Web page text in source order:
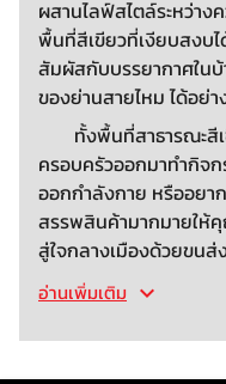
ผสานไลฟ์สไตล์ระหว่าง
พื้นที่สีเขียวที่เงียบสงบไ
สัมผัสกับบรรยากาศใน
ของย่านสายไหม ได้อย่
ทั้งพื้นที่สาธารณะสี
ครอบครัวออกมาทำกิจ
ออกกำลังกาย หรืออยา
สรรพสินค้ามากมายให้คุ
สู่ใจกลางเมืองด้วยขนส่
อ่านเพิ่มเติม